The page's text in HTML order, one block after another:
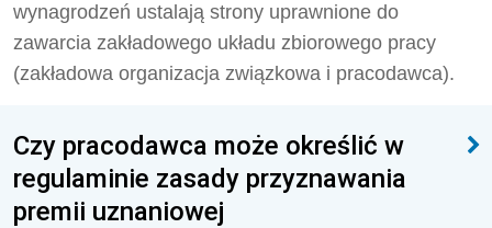
wynagrodzeń ustalają strony uprawnione do
zawarcia zakładowego układu zbiorowego pracy
(zakładowa organizacja związkowa i pracodawca).
Czy pracodawca może określić w
regulaminie zasady przyznawania
premii uznaniowej